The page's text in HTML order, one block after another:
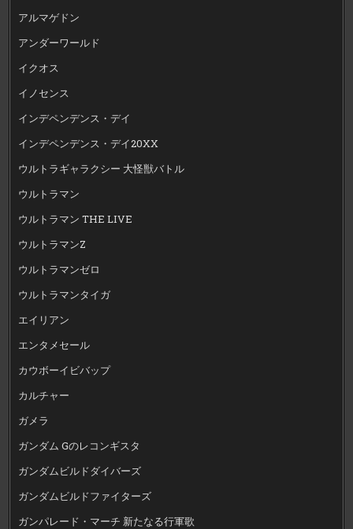
アルマゲドン
アンダーワールド
イクオス
イノセンス
インデペンデンス・デイ
インデペンデンス・デイ20XX
ウルトラギャラクシー 大怪獣バトル
ウルトラマン
ウルトラマン THE LIVE
ウルトラマンZ
ウルトラマンゼロ
ウルトラマンタイガ
エイリアン
エンタメセール
カウボーイビバップ
カルチャー
ガメラ
ガンダム Gのレコンギスタ
ガンダムビルドダイバーズ
ガンダムビルドファイターズ
ガンパレード・マーチ 新たなる行軍歌